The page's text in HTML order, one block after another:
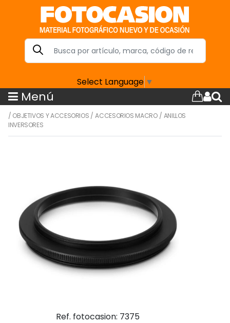
Select Language ▼
Menú
/ OBJETIVOS Y ACCESORIOS /ACCESORIOS MACRO/ ANILLOS
INVERSORES
Ref. fotocasion: 7375